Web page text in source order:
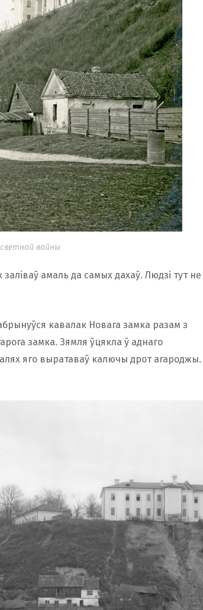
вайны
амаль да самых дахаў. Людзі тут не
кавалак Новага замка разам з
замка. Зямля ўцякла ў аднаго
яго выратаваў калючы дрот агароджы.